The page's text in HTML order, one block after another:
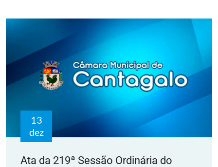
13
dez
Ata da 219ª Sessão Ordinária do